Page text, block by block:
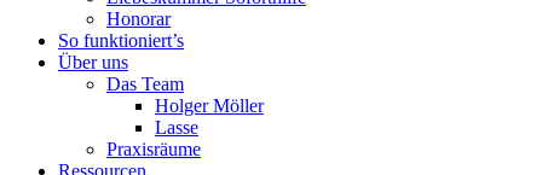
Honorar
So funktioniert’s
Über uns
Das Team
Holger Möller
Lasse
Praxisräume